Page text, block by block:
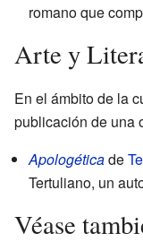
romano que
Arte y
En el ámbito de la
publicación de una
Apologéticade
Tertuliano, un
Véase